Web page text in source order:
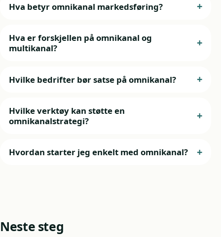
Hva betyr omnikanal markedsføring?
Hva er forskjellen på omnikanal og
multikanal?
Hvilke bedrifter bør satse på omnikanal?
Hvilke verktøy kan støtte en
omnikanalstrategi?
Hvordan starter jeg enkelt med omnikanal?
Neste steg